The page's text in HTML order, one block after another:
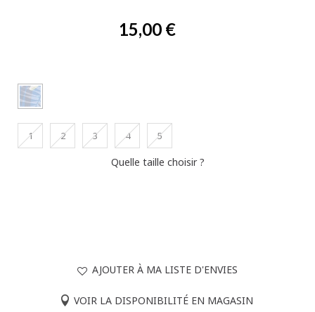
15,00 €
1 2 3 4 5
Quelle taille choisir ?
AJOUTER À MA LISTE D'ENVIES
VOIR LA DISPONIBILITÉ EN MAGASIN